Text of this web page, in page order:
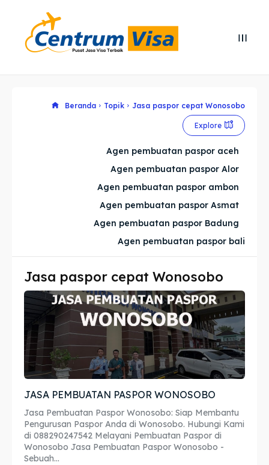
Cari
Cari
Explore our destinations
Imta
Legalisir
Apostille
Penerjemah
Asuransi
Blog
Explore our destinations
Imta
Legalisir
Apostille
Penerjemah
Asuransi
Blog
Beranda Topik Jasa paspor cepat Wonosobo
Explore
Agen pembuatan paspor aceh
Agen pembuatan paspor Alor
Agen pembuatan paspor ambon
Agen pembuatan paspor Asmat
Agen pembuatan paspor Badung
Agen pembuatan paspor bali
Jasa paspor cepat Wonosobo
JASA PEMBUATAN PASPOR WONOSOBO
Jasa Pembuatan Paspor Wonosobo: Siap Membantu
Pengurusan Paspor Anda di Wonosobo. Hubungi Kami
di 088290247542 Melayani Pembuatan Paspor di
Wonosobo Jasa Pembuatan Paspor Wonosobo -
Sebuah...